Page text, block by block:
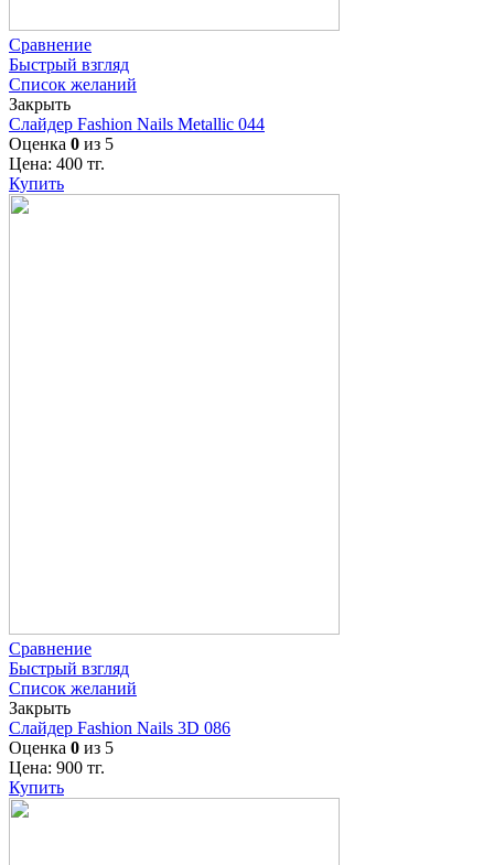
Сравнение
Быстрый взгляд
Список желаний
Закрыть
Слайдер Fashion Nails Metallic 044
Оценка 0 из 5
Цена: 400 тг.
Купить
Сравнение
Быстрый взгляд
Список желаний
Закрыть
Слайдер Fashion Nails 3D 086
Оценка 0 из 5
Цена: 900 тг.
Купить